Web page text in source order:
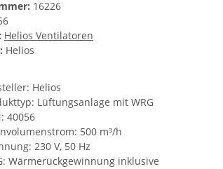
16226
Helios Ventilatoren
Helios
Helios
Lüftungsanlage mit WRG
40056
500 m³/h
230 V, 50 Hz
Wärmerückgewinnung inklusive